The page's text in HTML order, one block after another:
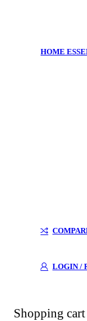
HOME
LOGIN /
Shopping cart